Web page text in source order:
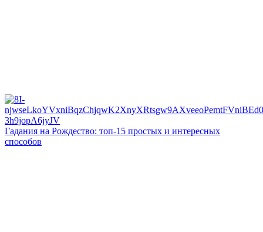
Гадания на Рождество: топ-15 простых и интересных
способов